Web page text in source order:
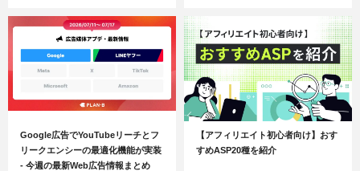
Google広告でYouTubeリーチとフ
リークエンシーの最適化機能が実装
- 今週の最新Web広告情報まとめ
【アフィリエイト初心者向け】おす
すめASP20種を紹介